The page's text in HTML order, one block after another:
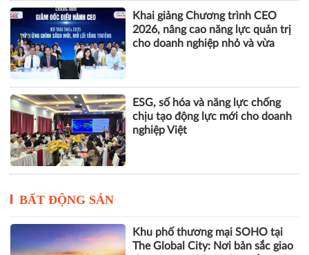
Nhà Quản trị và Nhà Quản lý
dưới góc độ khoa học tổ chức và
quản trị học
Khai giảng Chương trình CEO
2026, nâng cao năng lực quản trị
cho doanh nghiệp nhỏ và vừa
nghiệp Việt